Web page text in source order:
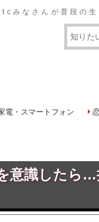
なさんが普段の生
電・スマートフォン
意識したら